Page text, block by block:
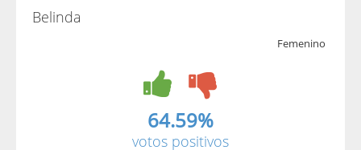
Belinda
Femenino
64.59%
votos positivos